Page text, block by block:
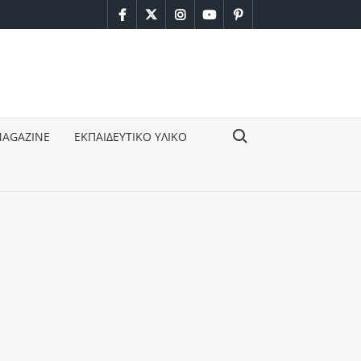
facebook
twitterinstagram
youtubepinterest
ΕΚΠΑΙΔΕΥΤΙΚΟ ΥΛΙΚΟ Search for: